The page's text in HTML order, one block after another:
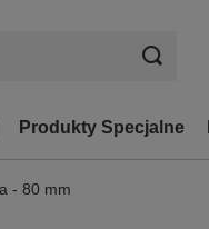
Produkty Specjalne
- 80 mm